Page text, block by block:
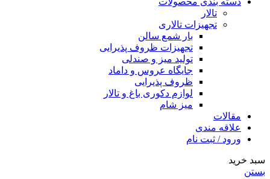
تالار
تجهیزات تالاری
بار شمع سالن
تجهیزات ظروف پذیرایی
تولید میز و صندلی
جایگاه عروس و داماد
ظروف پذیرایی
لوازم دکوری باغ و تالار
میز شام
مقالات
علاقه مندی
ورود / ثبت نام
سبد خرید
بستن